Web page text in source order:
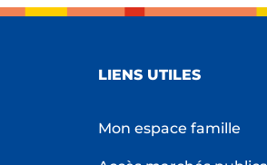
LIENS UTILES
Mon espace famille